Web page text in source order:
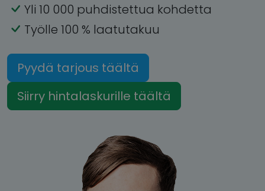
Yli 10 000 puhdistettua kohdetta
Työlle 100 % laatutakuu
Pyydä tarjous täältä
Siirry hintalaskurille täältä